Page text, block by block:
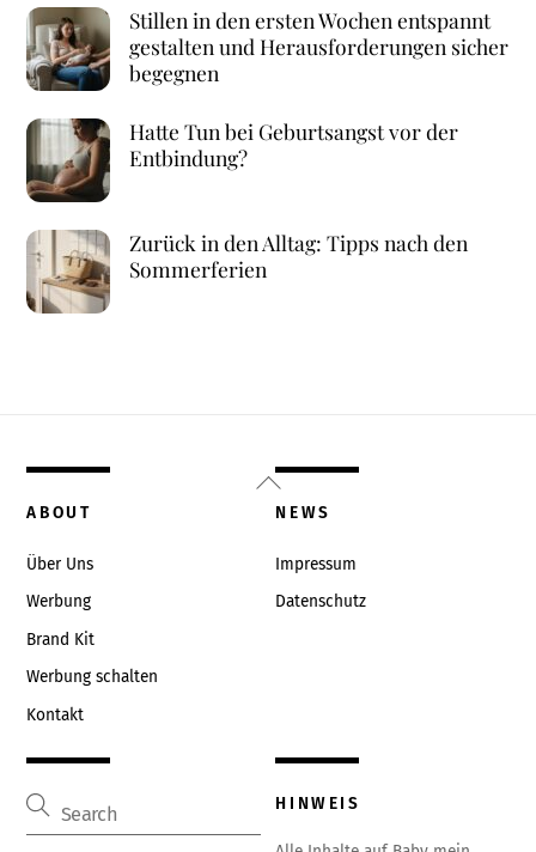
Stillen in den ersten Wochen entspannt
gestalten und Herausforderungen sicher
begegnen
Hatte Tun bei Geburtsangst vor der
Entbindung?
Zurück in den Alltag: Tipps nach den
Sommerferien
Back
To
ABOUT
Über Uns
Werbung
Brand Kit
Werbung schalten
Kontakt
NEWS
Impressum
Datenschutz
HINWEIS